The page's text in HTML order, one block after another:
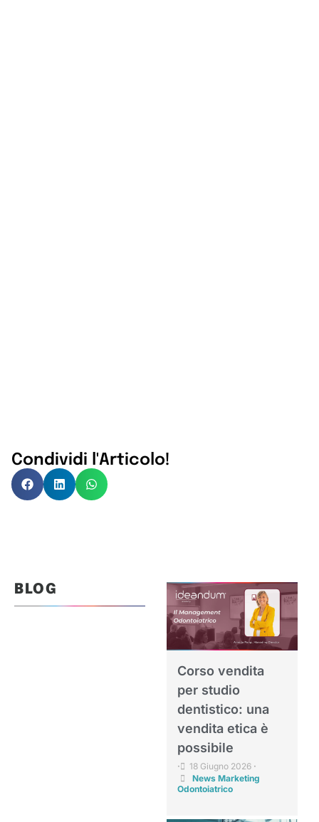
Condividi l'Articolo!
BLOG
Corso vendita
per studio
dentistico: una
vendita etica è
possibile
• 18 Giugno 2026 •
News Marketing
Odontoiatrico